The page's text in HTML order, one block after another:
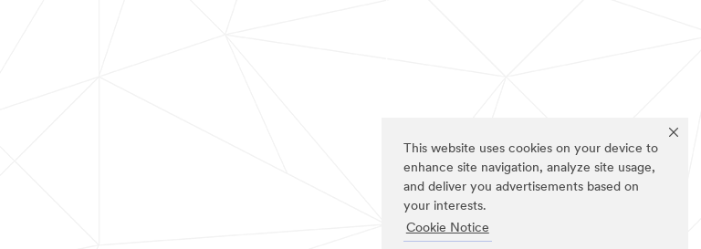
This website uses cookies on your device to
enhance site navigation, analyze site usage,
and deliver you advertisements based on
your interests.
Cookie Notice